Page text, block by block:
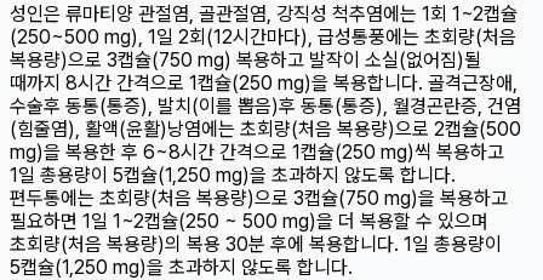
성인은 류마티양 관절염, 골관절염, 강직성 척추염에는 1회 1~2캡슐
(250~500 mg), 1일 2회(12시간마다), 급성통풍에는 초회량(처음
복용량)으로 3캡슐(750 mg) 복용하고 발작이 소실(없어짐)될
때까지 8시간 간격으로 1캡슐(250 mg)을 복용합니다. 골격근장애,
수술후 동통(통증), 발치(이를 뽑음)후 동통(통증), 월경곤란증, 건염
(힘줄염), 활액(윤활)낭염에는 초회량(처음 복용량)으로 2캡슐(500
mg)을 복용한 후 6~8시간 간격으로 1캡슐(250 mg)씩 복용하고
1일 총용량이 5캡슐(1,250 mg)을 초과하지 않도록 합니다.
편두통에는 초회량(처음 복용량)으로 3캡슐(750 mg)을 복용하고
필요하면 1일 1~2캡슐(250 ~ 500 mg)을 더 복용할 수 있으며
초회량(처음 복용량)의 복용 30분 후에 복용합니다. 1일 총용량이
5캡슐(1,250 mg)을 초과하지 않도록 합니다.